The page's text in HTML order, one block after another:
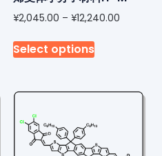
¥2,045.00 – ¥12,240.00
Select options